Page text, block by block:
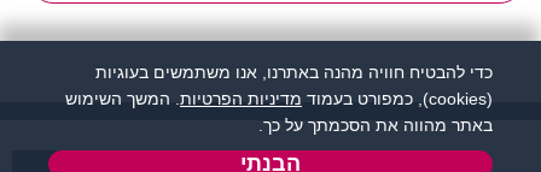
כדי להבטיח חוויה מהנה באתרנו, אנו משתמשים בעוגיות
(cookies), כמפורט בעמוד
מדיניות הפרטיות . המשך השימוש
באתר מהווה את הסכמתך על כך.
הבנתי